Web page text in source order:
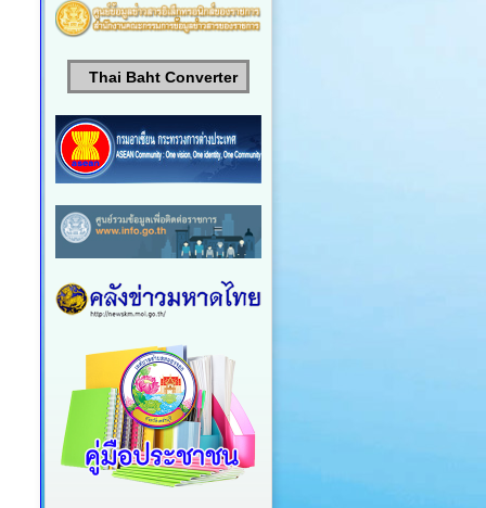
Thai Baht Converter